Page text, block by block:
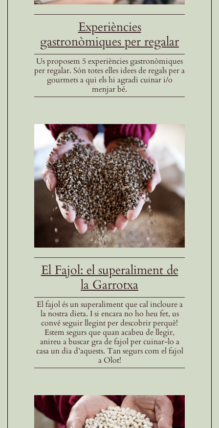
Experiències
gastronòmiques per regalar
Us proposem 5 experiències gastronòmiques
per regalar. Són totes elles idees de regals per a
gourmets a qui els hi agradi cuinar i/o
menjar bé.
El Fajol: el superaliment de
la Garrotxa
El fajol és un superaliment que cal incloure a
la nostra dieta. I si encara no ho heu fet, us
convé seguir llegint per descobrir perquè!
Estem segurs que quan acabeu de llegir,
anireu a buscar gra de fajol per cuinar-lo a
casa un dia d’aquests. Tan segurs com el fajol
a Olot!